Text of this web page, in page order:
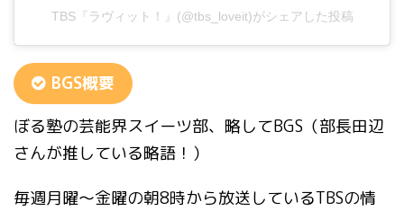
TBS『ラヴィット！』(@tbs_loveit)がシェアした投稿
BGS概要
ぼる塾の芸能界スイーツ部、略してBGS（部長田辺
さんが推している略語！）
毎週月曜〜金曜の朝8時から放送しているTBSの情